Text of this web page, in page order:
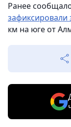
Ранее
зафиксировали
км на юге от